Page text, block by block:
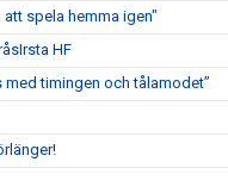
spela hemma igen"
HF
timingen och tålamodet”